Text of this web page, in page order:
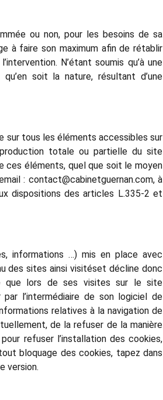
ou non, pour les besoins de sa
à faire son maximum afin de rétablir
N’étant soumis qu’à une
soit la nature, résultant d’une
sur tous les éléments accessibles sur
totale ou partielle du site
ces éléments, quel que soit le moyen
: contact@cabinetguernan.com, à
dispositions des articles L.335-2 et
informations …) mis en place avec
des sites ainsi visitéset décline donc
que lors de ses visites sur le site
l’intermédiaire de son logiciel de
relatives à la navigation de
de la refuser de la manière
refuser l’installation des cookies,
bloquage des cookies, tapez dans
version.